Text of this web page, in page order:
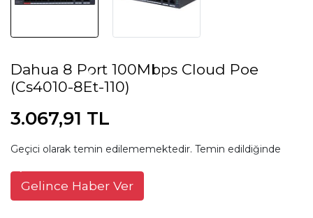
Dahua 8 Port 100Mbps Cloud Poe
(Cs4010-8Et-110)
3.067,91 TL
Geçici olarak temin edilememektedir. Temin edildiğinde
Gelince Haber Ver